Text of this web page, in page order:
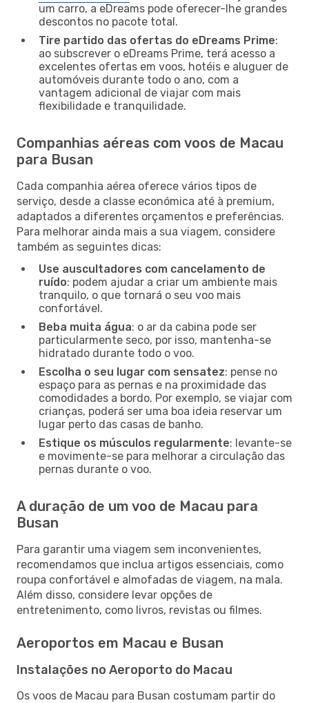
um carro, a eDreams pode oferecer-lhe grandes
descontos no pacote total.
Tire partido das ofertas do eDreams Prime:
ao subscrever o eDreams Prime, terá acesso a
excelentes ofertas em voos, hotéis e aluguer de
automóveis durante todo o ano, com a
vantagem adicional de viajar com mais
flexibilidade e tranquilidade.
Companhias aéreas com voos de Macau
para Busan
Cada companhia aérea oferece vários tipos de
serviço, desde a classe económica até à premium,
adaptados a diferentes orçamentos e preferências.
Para melhorar ainda mais a sua viagem, considere
também as seguintes dicas:
Use auscultadores com cancelamento de
ruído: podem ajudar a criar um ambiente mais
tranquilo, o que tornará o seu voo mais
confortável.
Beba muita água: o ar da cabina pode ser
particularmente seco, por isso, mantenha-se
hidratado durante todo o voo.
Escolha o seu lugar com sensatez: pense no
espaço para as pernas e na proximidade das
comodidades a bordo. Por exemplo, se viajar com
crianças, poderá ser uma boa ideia reservar um
lugar perto das casas de banho.
Estique os músculos regularmente: levante-se
e movimente-se para melhorar a circulação das
pernas durante o voo.
A duração de um voo de Macau para
Busan
Para garantir uma viagem sem inconvenientes,
recomendamos que inclua artigos essenciais, como
roupa confortável e almofadas de viagem, na mala.
Além disso, considere levar opções de
entretenimento, como livros, revistas ou filmes.
Aeroportos em Macau e Busan
Instalações no Aeroporto do Macau
Os voos de Macau para Busan costumam partir do